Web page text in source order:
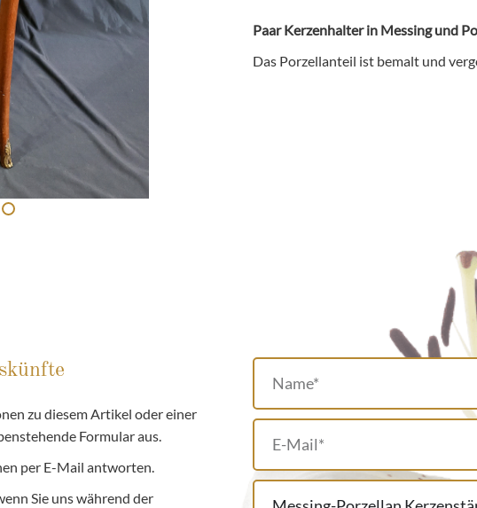
Paar Kerzenhalter in Messing und
Das Porzellanteil ist bemalt und
zu diesem Artikel oder einer
Formular aus.
per E-Mail antworten.
Sie uns während der